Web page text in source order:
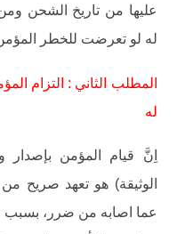
عليها من تاريخ الشحن
له لو تعرضت للخطر
المطلب الثاني : التزام
له
اِنَّ قيام المؤمن بإصدار
الوثيقة) هو تعهد صريح من
عما اصابه من ضرر، بسبب